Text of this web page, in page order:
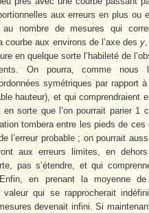
aux erreurs en plus ou
au nombre de mesures qui
courbe aux environs de l’axe desy
en quelque sorte l’habileté de
On pourra, comme nous
symétriques par rapport
hauteur), et qui comprendraient
sorte que l’on pourrait parier 1
tombera entre les pieds de ces
l’erreur probable ; on pourrait
aux erreurs limites, en
pas s’étendre, et qui
en prenant la moyenne
qui se rapprocherait
devenait infini. Si